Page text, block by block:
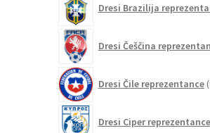
Dresi Brazilija
Dresi Češčina
Dresi Čile reprezentance
Dresi Ciper reprezentance